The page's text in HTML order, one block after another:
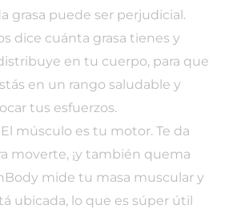
grasa puede ser perjudicial.
dice cuánta grasa tienes y
en tu cuerpo, para que
en un rango saludable y
tus esfuerzos.
El músculo es tu motor. Te da
moverte, ¡y también quema
mide tu masa muscular y
ubicada, lo que es súper útil